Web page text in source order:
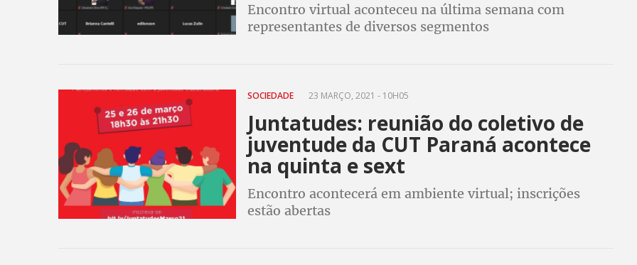
Encontro virtual aconteceu na última semana com
representantes de diversos segmentos
SOCIEDADE 23 MARÇO, 2021 - 10H05
Juntatudes: reunião do coletivo de
juventude da CUT Paraná acontece
na quinta e sext
Encontro acontecerá em ambiente virtual; inscrições
estão abertas